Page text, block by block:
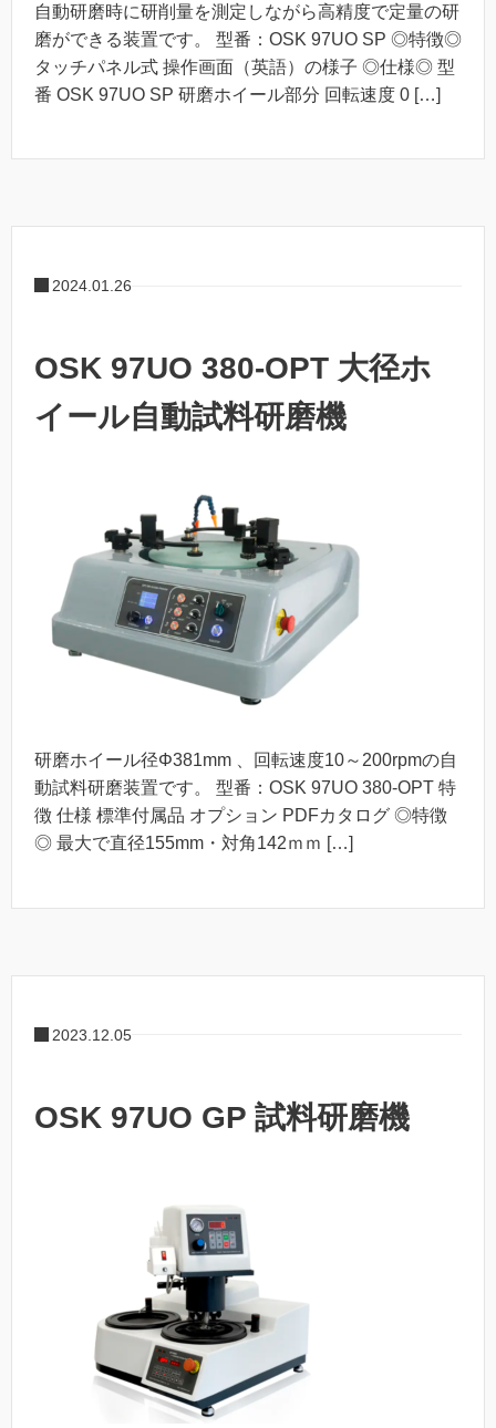
自動研磨時に研削量を測定しながら高精度で定量の研
磨ができる装置です。 型番：OSK 97UO SP ◎特徴◎
タッチパネル式 操作画面（英語）の様子 ◎仕様◎ 型
番 OSK 97UO SP 研磨ホイール部分 回転速度 0 […]
2024.01.26
OSK 97UO 380-OPT 大径ホ
イール自動試料研磨機
研磨ホイール径Φ381mm 、回転速度10～200rpmの自
動試料研磨装置です。 型番：OSK 97UO 380-OPT 特
徴 仕様 標準付属品 オプション PDFカタログ ◎特徴
◎ 最大で直径155mm・対角142ｍｍ […]
2023.12.05
OSK 97UO GP 試料研磨機